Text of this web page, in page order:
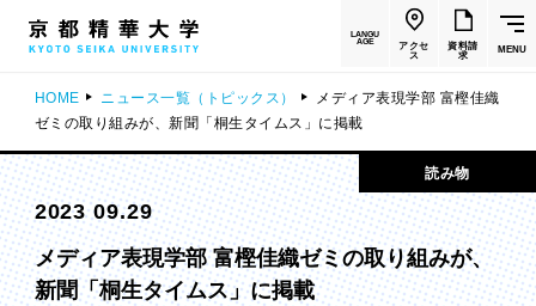
LANGU
AGE
アクセ
ス
資料請
求
MENU
HOME ニュース一覧（トピックス）
メディア表現学部 富樫佳織
ゼミの取り組みが、新聞「桐生タイムス」に掲載
読み物
2023 09.29
メディア表現学部 富樫佳織ゼミの取り組みが、
新聞「桐生タイムス」に掲載